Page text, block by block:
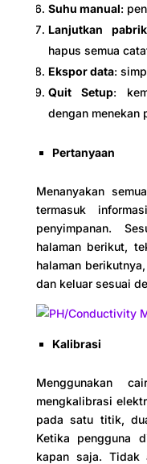
Suhu manual:
Lanjutkan pabrik
hapus semua
Ekspor data:
Quit Setup:
dengan menekan
Pertanyaan
Menanyakan
termasuk
penyimpanan.
halaman berikut,
halaman
dan keluar sesuai
Kalibrasi
Menggunakan
mengkalibrasi
pada satu titik,
Ketika pengguna
kapan saja. Tidak